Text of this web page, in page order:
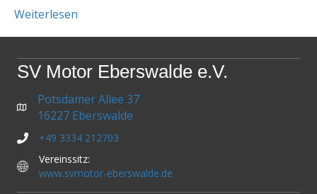
Weiterlesen
SV Motor Eberswalde e.V.
Potsdamer Allee 37
16227 Eberswalde
+49 3334 212703
Vereinssitz:
www.svmotor-eberswalde.de